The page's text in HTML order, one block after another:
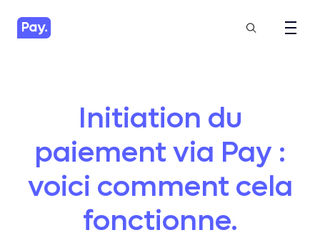
Initiation du
paiement via Pay :
voici comment cela
fonctionne.